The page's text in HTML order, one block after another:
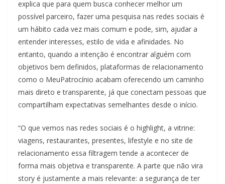
explica que para quem busca conhecer melhor um
possível parceiro, fazer uma pesquisa nas redes sociais é
um hábito cada vez mais comum e pode, sim, ajudar a
entender interesses, estilo de vida e afinidades. No
entanto, quando a intenção é encontrar alguém com
objetivos bem definidos, plataformas de relacionamento
como o MeuPatrocínio acabam oferecendo um caminho
mais direto e transparente, já que conectam pessoas que
compartilham expectativas semelhantes desde o início.
“O que vemos nas redes sociais é o highlight, a vitrine:
viagens, restaurantes, presentes, lifestyle e no site de
relacionamento essa filtragem tende a acontecer de
forma mais objetiva e transparente. A parte que não vira
story é justamente a mais relevante: a segurança de ter